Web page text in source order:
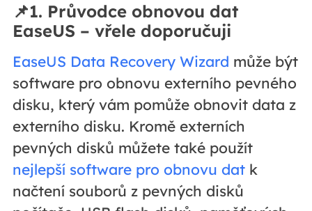
📌1. Průvodce obnovou dat
EaseUS – vřele doporučuji
EaseUS Data Recovery Wizard může být
software pro obnovu externího pevného
disku, který vám pomůže obnovit data z
externího disku. Kromě externích
pevných disků můžete také použít
nejlepší software pro obnovu datk
načtení souborů z pevných disků